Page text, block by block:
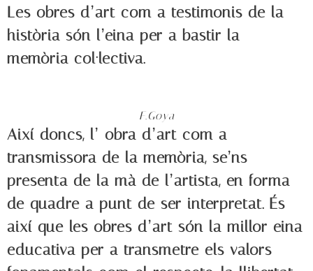
Les obres d’art com a testimonis de la
història són l’eina per a bastir la
memòria col·lectiva.
F.Goya
Així doncs, l’ obra d’art com a
transmissora de la memòria, se’ns
presenta de la mà de l’artista, en forma
de quadre a punt de ser interpretat. És
així que les obres d’art són la millor eina
educativa per a transmetre els valors